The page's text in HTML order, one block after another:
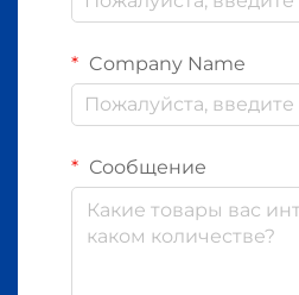
Company Name
Сообщение